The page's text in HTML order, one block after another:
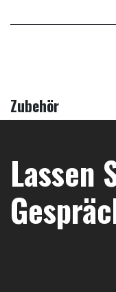
Zubehör
Lassen